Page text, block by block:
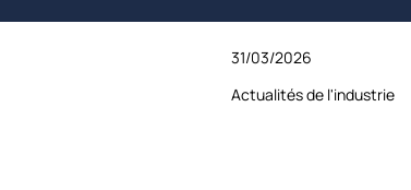
31/03/2026
Actualités de l'industrie